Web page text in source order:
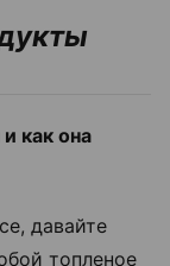
как она
давайте
топленое